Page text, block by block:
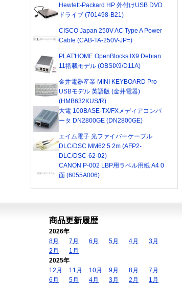
Hewlett-Packard HP 外付けUSB DVD
ドライブ (701498-B21)
CISCO Japan 250V AC Type A Power
Cable (CAB-TA-250V-JP=)
PLAT'HOME OpenBlocks IX9 Debian
11搭載モデル (OBSIX9/D11A)
金井電器産業 MINI KEYBOARD Pro
USBモデル 英語版 (金井電器)
(HMB632KUS/R)
大電 100BASE-TX/FXメディアコンバ
ータ DN2800GE (DN2800GE)
エイム電子 光ファイバーケーブル
DLC/DSC MM62.5 2m (AFP2-
DLC/DSC-62-02)
CANON P-002 LBP用ラベル用紙 A4 0
面 (6055A006)
商品更新履歴
2026年
8月
7月 6月 5月 4月
3月
2月
1月
2025年
12月
11月 10月 9月 8月
7月
6月
5月 4月 3月 2月
1月